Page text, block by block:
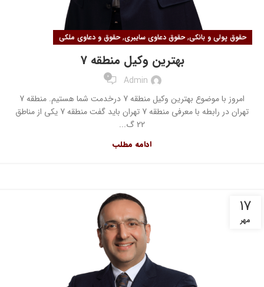
حقوق پولی و بانکی,حقوق دعاوی سایبری,حقوق و دعاوی ملکی
بهترین وکیل منطقه 7
Admin
0
امروز با موضوع بهترین وکیل منطقه 7 درخدمت شما هستیم. منطقه 7
تهران در رابطه با معرفی منطقه 7 تهران باید گفت منطقه 7 یکی از مناطق
22 گ...
ادامه مطلب
۱۷
مهر